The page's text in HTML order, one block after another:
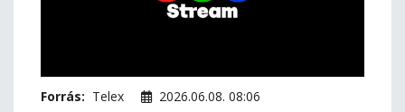
Forrás: Telex 2026.06.08. 08:06